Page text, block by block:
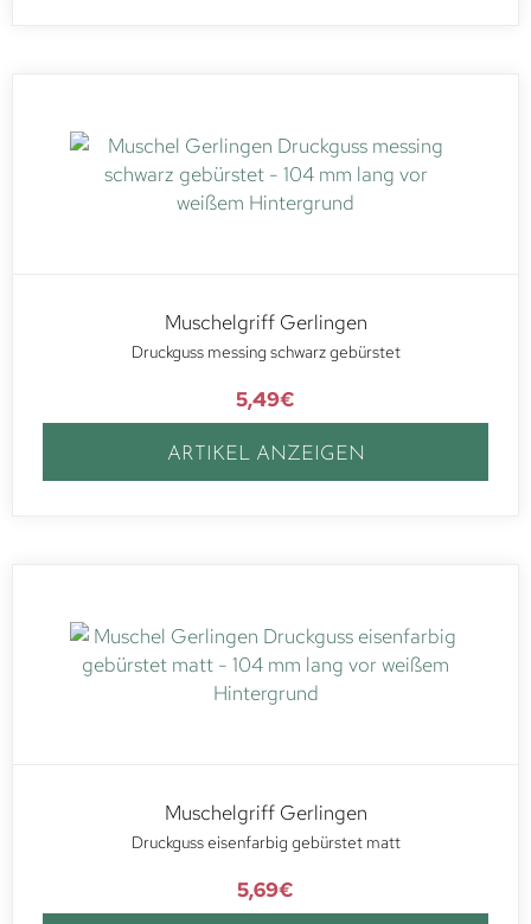
Muschelgriff Gerlingen
Druckguss messing schwarz gebürstet
5,49€
ARTIKEL ANZEIGEN
Muschelgriff Gerlingen
Druckguss eisenfarbig gebürstet matt
5,69€